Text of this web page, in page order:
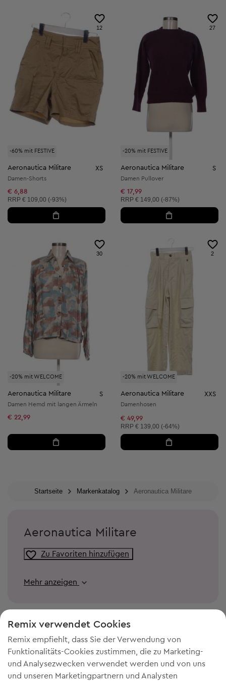
-60% mit FESTIVE
12
Aeronautica Militare XS
Damen-Shorts
€ 6,88
Unverbindliche Preisempfehlung:
RRP € 109,00 (-93%)
-20% mit FESTIVE
27
Aeronautica Militare S
Damen Pullover
€ 17,99
Unverbindliche Preisempfehlung:
RRP € 149,00 (-87%)
-20% mit WELCOME
30
Aeronautica Militare S
Damen Hemd mit langen Ärmeln
€ 22,99
-20% mit WELCOME
2
Aeronautica Militare XXS
Damenhosen
€ 49,99
Unverbindliche Preisempfehlung:
RRP € 139,00 (-64%)
Startseite Markenkatalog Aeronautica Militare
Aeronautica Militare
Zu Favoriten hinzufügen
Mehr anzeigen
Remix verwendet Cookies
Remix empfiehlt, dass Sie der Verwendung von
Funktionalitäts-Cookies zustimmen, die zu Marketing-
und Analysezwecken verwendet werden und von uns
und unseren Marketingpartnern und Analysten